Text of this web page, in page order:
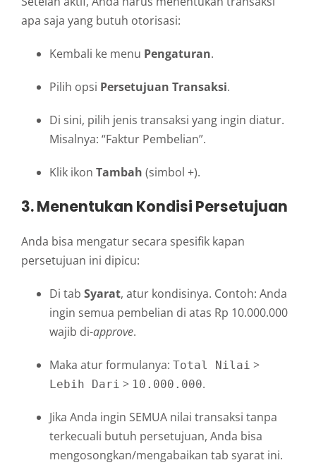
apa saja yang butuh otorisasi:
Kembali ke menu Pengaturan.
Pilih opsi Persetujuan Transaksi.
Di sini, pilih jenis transaksi yang ingin diatur.
Misalnya: “Faktur Pembelian”.
Klik ikon Tambah (simbol +).
3. Menentukan Kondisi Persetujuan
Anda bisa mengatur secara spesifik kapan
persetujuan ini dipicu:
Di tab Syarat, atur kondisinya. Contoh: Anda
ingin semua pembelian di atas Rp 10.000.000
wajib di-approve.
Maka atur formulanya: Total Nilai >
Lebih Dari > 10.000.000.
Jika Anda ingin SEMUA nilai transaksi tanpa
terkecuali butuh persetujuan, Anda bisa
mengosongkan/mengabaikan tab syarat ini.